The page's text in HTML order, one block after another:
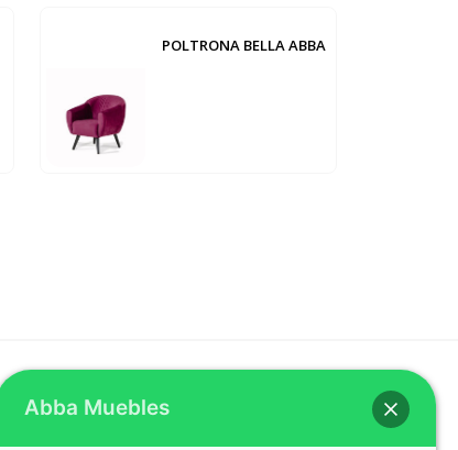
POLTRONA BELLA ABBA
Abba Muebles